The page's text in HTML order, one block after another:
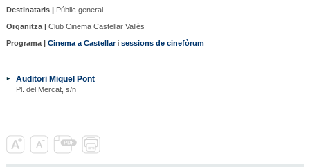
Destinataris |Públic general
Organitza |Club Cinema Castellar Vallès
Programa | Cinema a Castellari sessions de cinefòrum
Auditori Miquel Pont
Pl. del Mercat, s/n